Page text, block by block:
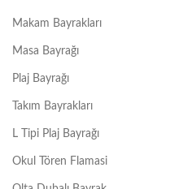
Makam Bayrakları
Masa Bayrağı
Plaj Bayrağı
Takım Bayrakları
L Tipi Plaj Bayrağı
Okul Tören Flamasi